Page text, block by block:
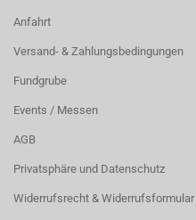
Anfahrt
Versand- & Zahlungsbedingungen
Fundgrube
Events / Messen
AGB
Privatsphäre und Datenschutz
Widerrufsrecht & Widerrufsformular